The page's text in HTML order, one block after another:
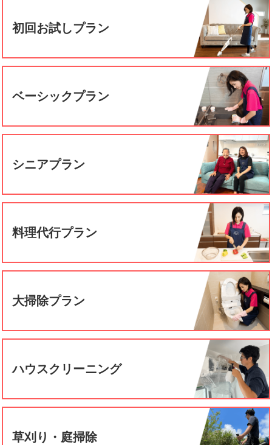
初回お試しプラン
ベーシックプラン
シニアプラン
料理代行プラン
大掃除プラン
ハウスクリーニング
草刈り・庭掃除